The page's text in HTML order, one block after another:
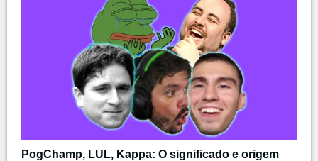
PogChamp, LUL, Kappa: O significado e origem